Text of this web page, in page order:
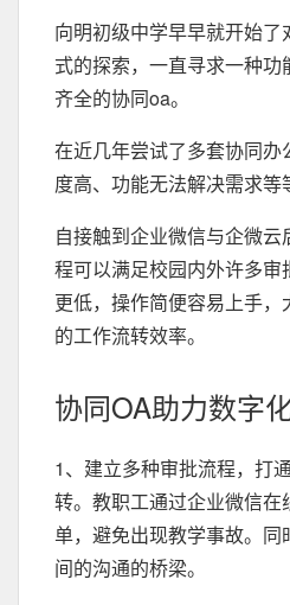
向明初级中学早早就开始
式的探索，一直寻求一种
齐全的协同oa。
在近几年尝试了多套协同
度高、功能无法解决需求等
自接触到企业微信与企微
程可以满足校园内外许多
更低，操作简便容易上手
的工作流转效率。
协同OA助力数字
1、建立多种审批流程，打
转。教职工通过企业微信
单，避免出现教学事故。
间的沟通的桥梁。